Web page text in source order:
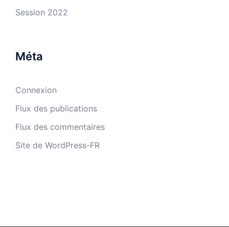
Session 2022
Méta
Connexion
Flux des publications
Flux des commentaires
Site de WordPress-FR